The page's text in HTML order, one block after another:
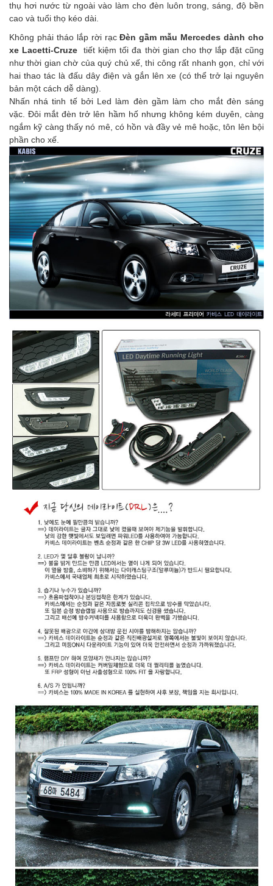
thụ hơi nước từ ngoài vào làm cho đèn luôn trong, sáng, độ bền
cao và tuổi thọ kéo dài.
Không phải tháo lắp rời rạcĐèn gầm mẫu Mercedes dành cho
xe Lacetti-Cruze
tiết kiệm tối đa thời gian cho thợ lắp đặt cũng
như thời gian chờ của quý chủ xế, thi công rất nhanh gọn, chỉ với
hai thao tác là đấu dây điện và gắn lên xe (có thể trở lại nguyên
bản một cách dễ dàng).
Nhấn nhá tinh tế bởi Led làm đèn gầm làm cho mắt đèn sáng
vặc. Đôi mắt đèn trở lên hầm hố nhưng không kém duyên, càng
ngắm kỹ càng thấy nó mê, có hồn và đầy vẻ mê hoặc, tôn lên bội
phần cho xế.